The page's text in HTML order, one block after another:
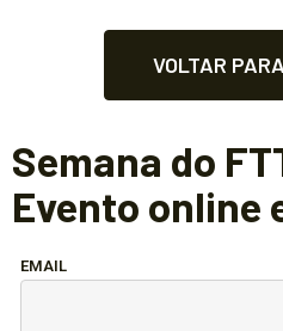
VOLTAR
Semana do
Evento online
EMAIL